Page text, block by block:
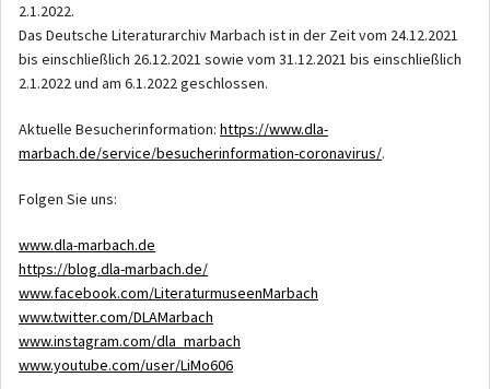
2.1.2022.
Das Deutsche Literaturarchiv Marbach ist in der Zeit vom 24.12.2021
bis einschließlich 26.12.2021 sowie vom 31.12.2021 bis einschließlich
2.1.2022 und am 6.1.2022 geschlossen.
Aktuelle Besucherinformation: https://www.dla-
marbach.de/service/besucherinformation-coronavirus/.
Folgen Sie uns:
www.dla-marbach.de
https://blog.dla-marbach.de/
www.facebook.com/LiteraturmuseenMarbach
www.twitter.com/DLAMarbach
www.instagram.com/dla_marbach
www.youtube.com/user/LiMo606